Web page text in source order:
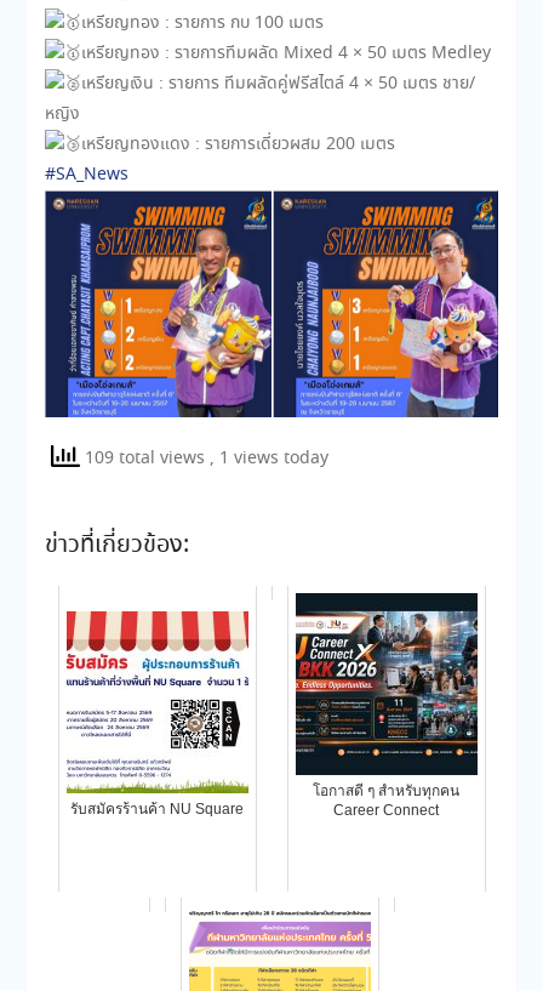
เหรียญทอง : รายการ กบ 100 เมตร
เหรียญทอง : รายการทีมผลัด Mixed 4 × 50 เมตร Medley
เหรียญเงิน : รายการ ทีมผลัดคู่ฟรีสไตล์ 4 × 50 เมตร ชาย/
หญิง
เหรียญทองแดง : รายการเดี่ยวผสม 200 เมตร
#SA_News
109 total views , 1 views today
ข่าวที่เกี่ยวข้อง:
รับสมัครร้านค้า NU Square
โอกาสดี ๆ สำหรับทุกคน
Career Connect